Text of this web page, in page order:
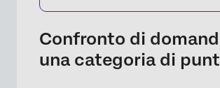
Confronto di
una categoria di